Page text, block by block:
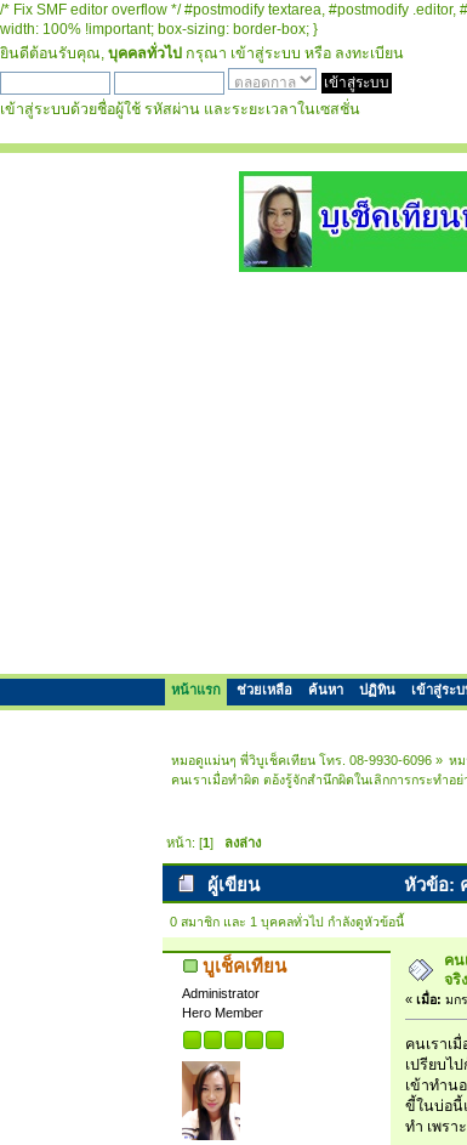
/* Fix SMF editor overflow */ #postmodify textarea, #postmodify
width: 100% !important; box-sizing: border-box; }
ยินดีต้อนรับคุณ, บุคคลทั่วไป กรุณา เข้าสู่ระบบ หรือ ลงทะเบียน
เข้าสู่ระบบด้วยชื่อผู้ใช้ รหัสผ่าน และระยะเวลาในเซสชั่น
หน้าแรก ช่วยเหลือ ค้นหา ปฏิทิน เข้าสู่ระบ
หมอดูแม่นๆ พี่วิบูเช็คเทียน โทร. 08-9930-6096» หม
คนเราเมื่อทำผิด ตอ้งรู้จักสำนึกผิดในเลิกการกระทำอ
หน้า: [1] ลงล่าง
ผู้เขียน หัวข้อ:
0 สมาชิก และ 1 บุคคลทั่วไป กำลังดูหัวข้อนี้
บูเช็คเทียน
Administrator
Hero Member
คน
จริ
«เมื่อ: มก
คนเราเ
เปรียบไ
เข้าทำน
ขี้ในบ่อนี้
ทำ เพรา